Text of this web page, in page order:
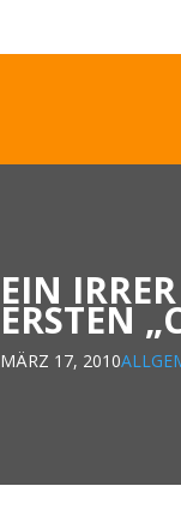
EIN
ERSTEN
MÄRZ 17, 2010